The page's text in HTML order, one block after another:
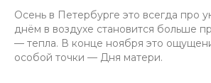
Осень в Петербурге это всегда про
днём в воздухе становится больше
— тепла. В конце ноября это
особой точки — Дня матери.